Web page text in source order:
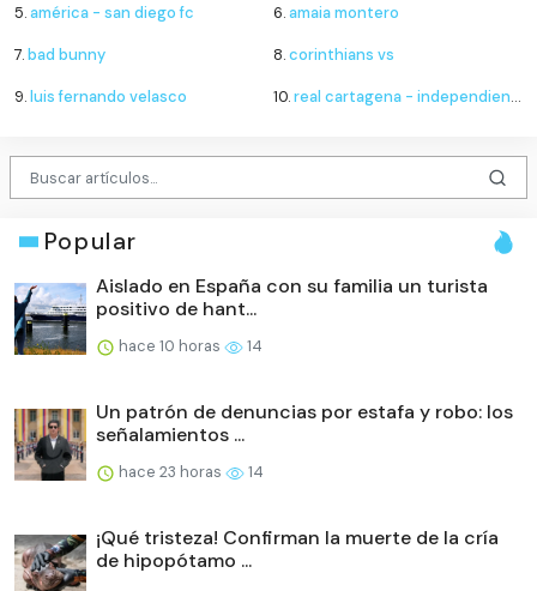
5.américa - san diego fc 6.amaia montero
7.bad bunny 8.corinthians vs
9.luis fernando velasco 10.real cartagena - independiente valle del cauca
Popular
Aislado en España con su familia un turista
positivo de hant...
hace 10 horas 14
Un patrón de denuncias por estafa y robo: los
señalamientos ...
hace 23 horas 14
¡Qué tristeza! Confirman la muerte de la cría
de hipopótamo ...